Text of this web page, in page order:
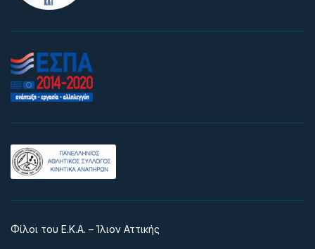
Φίλοι του Ε.Κ.Α. – Ίλιον Αττικής